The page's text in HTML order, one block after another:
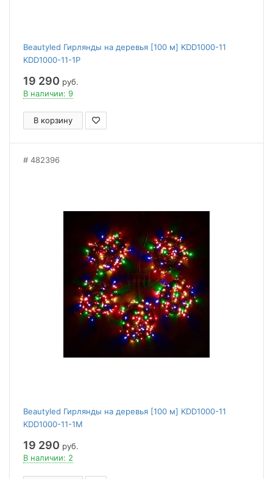
Beautyled Гирлянды на деревья [100 м] KDD1000-11
KDD1000-11-1P
19 290 руб.
В наличии: 9
В корзину
482396
Beautyled Гирлянды на деревья [100 м] KDD1000-11
KDD1000-11-1M
19 290 руб.
В наличии: 2